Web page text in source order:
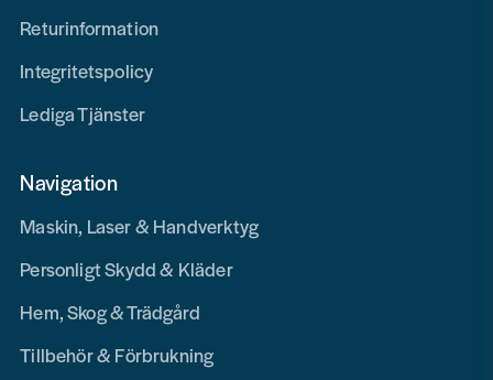
Returinformation
Integritetspolicy
Lediga Tjänster
Navigation
Maskin, Laser & Handverktyg
Personligt Skydd & Kläder
Hem, Skog & Trädgård
Tillbehör & Förbrukning